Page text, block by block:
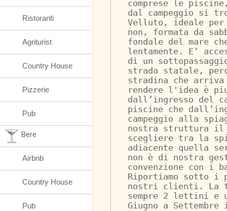
comprese le
dal campeggio si
Velluto, ideale
non, formata da
fondale del mare
lentamente. E’
di un
strada statale,
stradina che
rendere l'idea è
dall’ingresso del
piscine che
campeggio alla
nostra struttura il
scegliere tra la
adiacente quella
non è di nostra
convenzione con i
Riportiamo sotto
nostri clienti. La
sempre 2 lettini e
Giugno a
Ristoranti
Agriturist
Country House
Pizzerie
Pub
Bere
Airbnb
Country House
Pub